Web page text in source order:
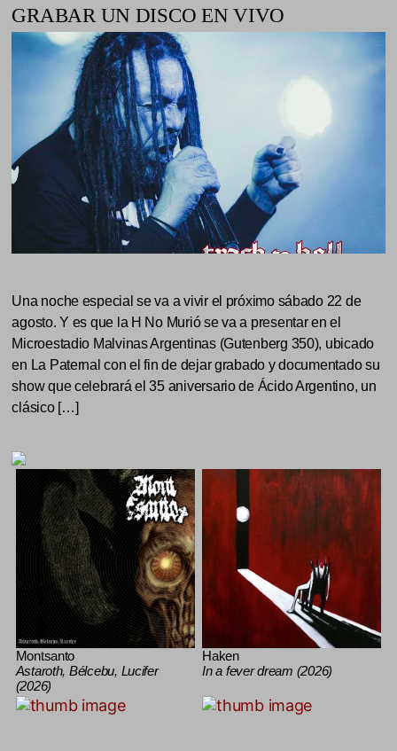
GRABAR UN DISCO EN VIVO
Una noche especial se va a vivir el próximo sábado 22 de
agosto. Y es que la H No Murió se va a presentar en el
Microestadio Malvinas Argentinas (Gutenberg 350), ubicado
en La Paternal con el fin de dejar grabado y documentado su
show que celebrará el 35 aniversario de Ácido Argentino, un
clásico […]
Montsanto
Astaroth, Bélcebu, Lucifer
(2026)
Haken
In a fever dream (2026)